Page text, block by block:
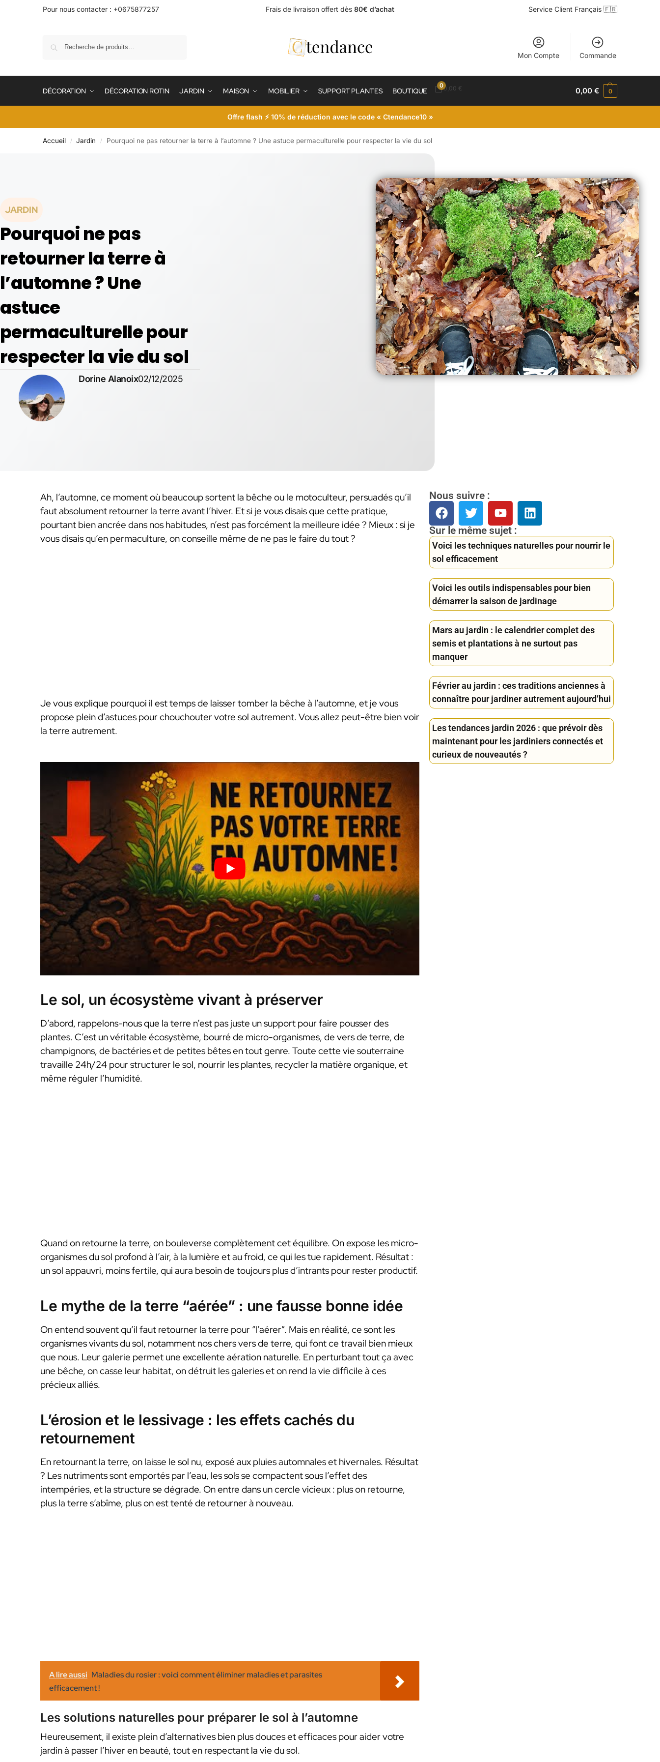
Pour nous contacter : +0675877257 Frais de livraison offert dès 80€ d’achat Service Client Français 🇫🇷
Mon Compte Commande
DÉCORATION DÉCORATION ROTIN JARDIN MAISON MOBILIER SUPPORT PLANTES BOUTIQUE
00,00 € 0,00€ 0
Offre flash ⚡ 10% de réduction avec le code « Ctendance10 »
Accueil / Jardin / Pourquoi ne pas retourner la terre à l’automne ? Une astuce permaculturelle pour respecter la vie du sol
JARDIN
Pourquoi ne pas
retourner la terre à
l’automne ? Une
astuce
permaculturelle pour
respecter la vie du sol
Dorine Alanoix02/12/2025
Ah, l’automne, ce moment où beaucoup sortent la bêche ou le motoculteur, persuadés qu’il
faut absolument retourner la terre avant l’hiver. Et si je vous disais que cette pratique,
pourtant bien ancrée dans nos habitudes, n’est pas forcément la meilleure idée ? Mieux : si je
vous disais qu’en permaculture, on conseille même de ne pas le faire du tout ?
Je vous explique pourquoi il est temps de laisser tomber la bêche à l’automne, et je vous
propose plein d’astuces pour chouchouter votre sol autrement. Vous allez peut-être bien voir
la terre autrement.
Le sol, un écosystème vivant à préserver
D’abord, rappelons-nous que la terre n’est pas juste un support pour faire pousser des
plantes. C’est un véritable écosystème, bourré de micro-organismes, de vers de terre, de
champignons, de bactéries et de petites bêtes en tout genre. Toute cette vie souterraine
travaille 24h/24 pour structurer le sol, nourrir les plantes, recycler la matière organique, et
même réguler l’humidité.
Quand on retourne la terre, on bouleverse complètement cet équilibre. On expose les micro-
organismes du sol profond à l’air, à la lumière et au froid, ce qui les tue rapidement. Résultat :
un sol appauvri, moins fertile, qui aura besoin de toujours plus d’intrants pour rester productif.
Le mythe de la terre “aérée” : une fausse bonne idée
On entend souvent qu’il faut retourner la terre pour “l’aérer”. Mais en réalité, ce sont les
organismes vivants du sol, notamment nos chers vers de terre, qui font ce travail bien mieux
que nous. Leur galerie permet une excellente aération naturelle. En perturbant tout ça avec
une bêche, on casse leur habitat, on détruit les galeries et on rend la vie difficile à ces
précieux alliés.
L’érosion et le lessivage : les effets cachés du
retournement
En retournant la terre, on laisse le sol nu, exposé aux pluies automnales et hivernales. Résultat
? Les nutriments sont emportés par l’eau, les sols se compactent sous l’effet des
intempéries, et la structure se dégrade. On entre dans un cercle vicieux : plus on retourne,
plus la terre s’abîme, plus on est tenté de retourner à nouveau.
A lire aussi Maladies du rosier : voici comment éliminer maladies et parasites
efficacement !
Les solutions naturelles pour préparer le sol à l’automne
Heureusement, il existe plein d’alternatives bien plus douces et efficaces pour aider votre
jardin à passer l’hiver en beauté, tout en respectant la vie du sol.
Nous suivre :
Sur le même sujet :
Voici les techniques naturelles pour nourrir le
sol efficacement
Voici les outils indispensables pour bien
démarrer la saison de jardinage
Mars au jardin : le calendrier complet des
semis et plantations à ne surtout pas
manquer
Février au jardin : ces traditions anciennes à
connaître pour jardiner autrement aujourd’hui
Les tendances jardin 2026 : que prévoir dès
maintenant pour les jardiniers connectés et
curieux de nouveautés ?